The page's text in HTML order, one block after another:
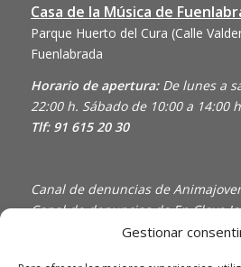
Gestionar
Casa de la Música de
Parque Huerto del Cura (Calle
Fuenlabrada
Horario de apertura: De lunes a
22:00 h. Sábado de 10:00 a 14:00
Tlf: 91 615 20 30
Canal de denuncias de
Canal de denuncias de En Clave
Política de Privacidad y Uso de
Política de calidad